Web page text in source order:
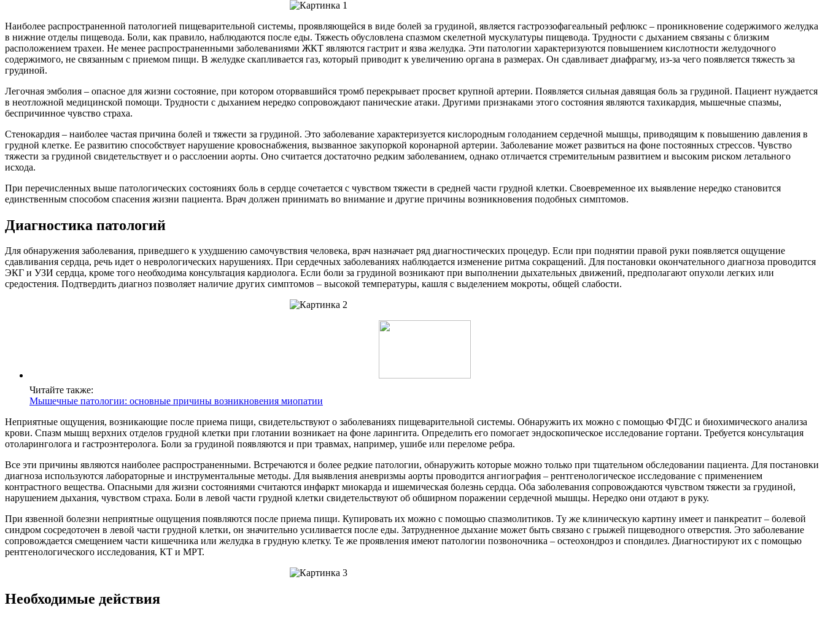
Наиболее распространенной патологией пищеварительной системы, проявляющейся в виде болей за грудиной, является гастроэзофагеальный рефлюкс – проникновение содержимого желудка
в нижние отделы пищевода. Боли, как правило, наблюдаются после еды. Тяжесть обусловлена спазмом скелетной мускулатуры пищевода. Трудности с дыханием связаны с близким
расположением трахеи. Не менее распространенными заболеваниями ЖКТ являются гастрит и язва желудка. Эти патологии характеризуются повышением кислотности желудочного
содержимого, не связанным с приемом пищи. В желудке скапливается газ, который приводит к увеличению органа в размерах. Он сдавливает диафрагму, из-за чего появляется тяжесть за
грудиной.
Легочная эмболия – опасное для жизни состояние, при котором оторвавшийся тромб перекрывает просвет крупной артерии. Появляется сильная давящая боль за грудиной. Пациент нуждается
в неотложной медицинской помощи. Трудности с дыханием нередко сопровождают панические атаки. Другими признаками этого состояния являются тахикардия, мышечные спазмы,
беспричинное чувство страха.
Стенокардия – наиболее частая причина болей и тяжести за грудиной. Это заболевание характеризуется кислородным голоданием сердечной мышцы, приводящим к повышению давления в
грудной клетке. Ее развитию способствует нарушение кровоснабжения, вызванное закупоркой коронарной артерии. Заболевание может развиться на фоне постоянных стрессов. Чувство
тяжести за грудиной свидетельствует и о расслоении аорты. Оно считается достаточно редким заболеванием, однако отличается стремительным развитием и высоким риском летального
исхода.
При перечисленных выше патологических состояниях боль в сердце сочетается с чувством тяжести в средней части грудной клетки. Своевременное их выявление нередко становится
единственным способом спасения жизни пациента. Врач должен принимать во внимание и другие причины возникновения подобных симптомов.
Диагностика патологий
Для обнаружения заболевания, приведшего к ухудшению самочувствия человека, врач назначает ряд диагностических процедур. Если при поднятии правой руки появляется ощущение
сдавливания сердца, речь идет о неврологических нарушениях. При сердечных заболеваниях наблюдается изменение ритма сокращений. Для постановки окончательного диагноза проводится
ЭКГ и УЗИ сердца, кроме того необходима консультация кардиолога. Если боли за грудиной возникают при выполнении дыхательных движений, предполагают опухоли легких или
средостения. Подтвердить диагноз позволяет наличие других симптомов – высокой температуры, кашля с выделением мокроты, общей слабости.
Читайте также:
Мышечные патологии: основные причины возникновения миопатии
Неприятные ощущения, возникающие после приема пищи, свидетельствуют о заболеваниях пищеварительной системы. Обнаружить их можно с помощью ФГДС и биохимического анализа
крови. Спазм мышц верхних отделов грудной клетки при глотании возникает на фоне ларингита. Определить его помогает эндоскопическое исследование гортани. Требуется консультация
отоларинголога и гастроэнтеролога. Боли за грудиной появляются и при травмах, например, ушибе или переломе ребра.
Все эти причины являются наиболее распространенными. Встречаются и более редкие патологии, обнаружить которые можно только при тщательном обследовании пациента. Для постановки
диагноза используются лабораторные и инструментальные методы. Для выявления аневризмы аорты проводится ангиография – рентгенологическое исследование с применением
контрастного вещества. Опасными для жизни состояниями считаются инфаркт миокарда и ишемическая болезнь сердца. Оба заболевания сопровождаются чувством тяжести за грудиной,
нарушением дыхания, чувством страха. Боли в левой части грудной клетки свидетельствуют об обширном поражении сердечной мышцы. Нередко они отдают в руку.
При язвенной болезни неприятные ощущения появляются после приема пищи. Купировать их можно с помощью спазмолитиков. Ту же клиническую картину имеет и панкреатит – болевой
синдром сосредоточен в левой части грудной клетки, он значительно усиливается после еды. Затрудненное дыхание может быть связано с грыжей пищеводного отверстия. Это заболевание
сопровождается смещением части кишечника или желудка в грудную клетку. Те же проявления имеют патологии позвоночника – остеохондроз и спондилез. Диагностируют их с помощью
рентгенологического исследования, КТ и МРТ.
Необходимые действия